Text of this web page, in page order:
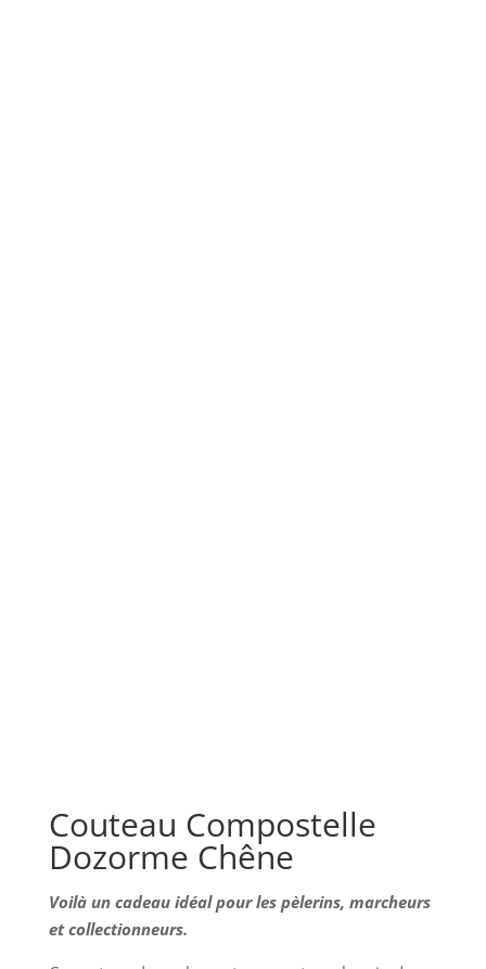
Couteau Compostelle
Dozorme Chêne
Voilà un cadeau idéal pour les pèlerins, marcheurs
et collectionneurs.